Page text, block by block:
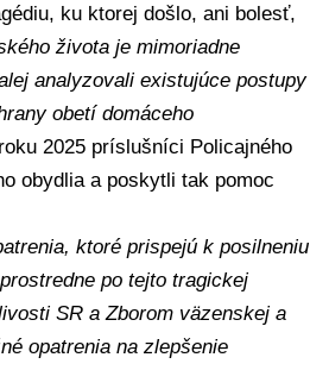
ku ktorej došlo, ani bolesť,
života je mimoriadne
analyzovali existujúce postupy
obetí domáceho
2025 príslušníci Policajného
obydlia a poskytli tak pomoc
ktoré prispejú k posilneniu
po tejto tragickej
SR a Zborom väzenskej a
opatrenia na zlepšenie